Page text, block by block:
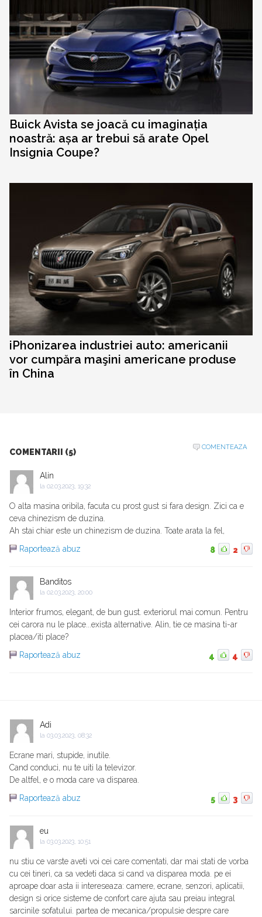
Buick Avista se joacă cu imaginația
noastră: așa ar trebui să arate Opel
Insignia Coupe?
iPhonizarea industriei auto: americanii
vor cumpăra maşini americane produse
în China
COMENTARII (5)
COMENTEAZA
Alin
la 02.03.2023, 19:32
O alta masina oribila, facuta cu prost gust si fara design. Zici ca e
ceva chinezism de duzina.
Ah stai chiar este un chinezism de duzina. Toate arata la fel,
Raportează abuz
8 2
Banditos
la 02.03.2023, 20:00
Interior frumos, elegant, de bun gust. exteriorul mai comun. Pentru
cei carora nu le place...exista alternative. Alin, tie ce masina ti-ar
placea/iti place?
Raportează abuz
4 4
Adi
la 03.03.2023, 08:32
Ecrane mari, stupide, inutile.
Cand conduci, nu te uiti la televizor.
De altfel, e o moda care va disparea.
Raportează abuz
5 3
eu
la 03.03.2023, 10:51
nu stiu ce varste aveti voi cei care comentati, dar mai stati de vorba
cu cei tineri, ca sa vedeti daca si cand va disparea moda. pe ei
aproape doar asta ii intereseaza: camere, ecrane, senzori, aplicatii,
design si orice sisteme de confort care ajuta sau preiau integral
sarcinile sofatului. partea de mecanica/propulsie despre care